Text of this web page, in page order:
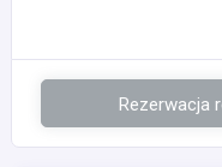
Rezerwacja